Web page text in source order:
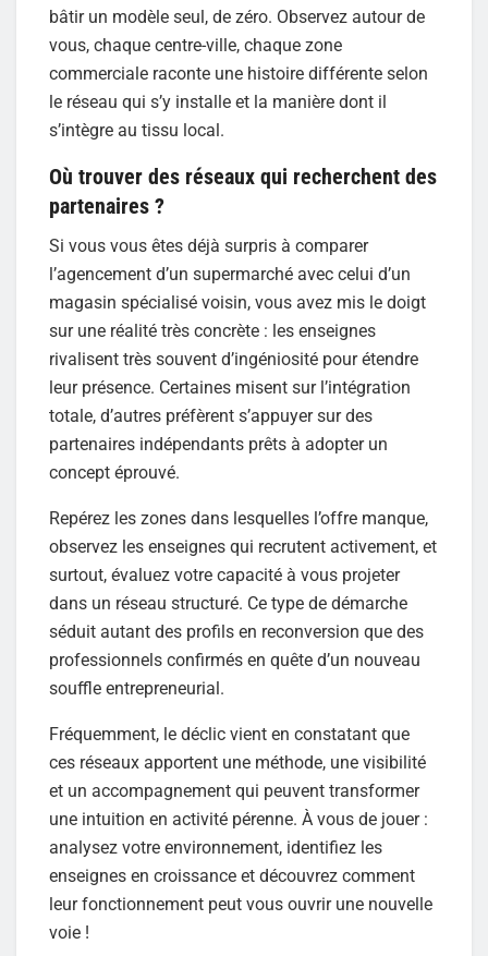
bâtir un modèle seul, de zéro. Observez autour de
vous, chaque centre-ville, chaque zone
commerciale raconte une histoire différente selon
le réseau qui s’y installe et la manière dont il
s’intègre au tissu local.
Où trouver des réseaux qui recherchent des
partenaires ?
Si vous vous êtes déjà surpris à comparer
l’agencement d’un supermarché avec celui d’un
magasin spécialisé voisin, vous avez mis le doigt
sur une réalité très concrète : les enseignes
rivalisent très souvent d’ingéniosité pour étendre
leur présence. Certaines misent sur l’intégration
totale, d’autres préfèrent s’appuyer sur des
partenaires indépendants prêts à adopter un
concept éprouvé.
Repérez les zones dans lesquelles l’offre manque,
observez les enseignes qui recrutent activement, et
surtout, évaluez votre capacité à vous projeter
dans un réseau structuré. Ce type de démarche
séduit autant des profils en reconversion que des
professionnels confirmés en quête d’un nouveau
souffle entrepreneurial.
Fréquemment, le déclic vient en constatant que
ces réseaux apportent une méthode, une visibilité
et un accompagnement qui peuvent transformer
une intuition en activité pérenne. À vous de jouer :
analysez votre environnement, identifiez les
enseignes en croissance et découvrez comment
leur fonctionnement peut vous ouvrir une nouvelle
voie !